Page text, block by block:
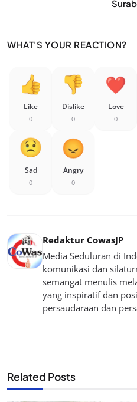
WHAT'S YOUR REACTION?
Like
0
Dislike
0
Love
0
Sad
0
Angry
0
Redaktur CowasJP
Media Seduluran di
komunikasi dan
semangat menulis
yang inspiratif dan
persaudaraan dan
Related Posts